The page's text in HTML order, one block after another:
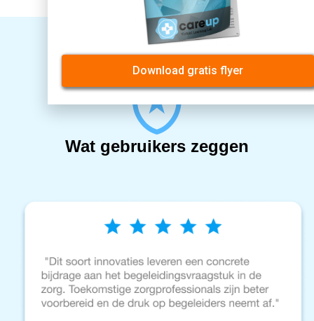
Wat gebruikers zeggen
Download gratis flyer